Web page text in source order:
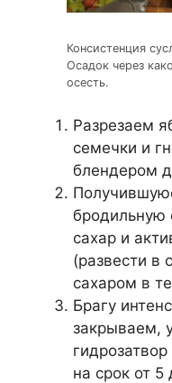
Консистенция
Осадок через
осесть.
Разрезаем
семечки и
блендером
бродильную
сахар и
(развести в
сахаром в
Брагу
закрываем,
на срок от